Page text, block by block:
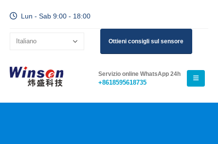
Lun - Sab 9:00 - 18:00
Ottieni consigli sul sensore
Servizio online WhatsApp 24h
+8618595618735